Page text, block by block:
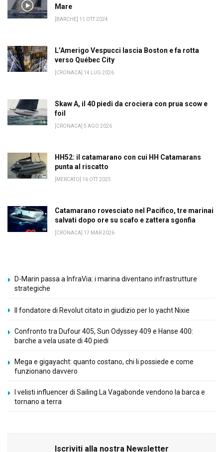
Mare
[BARCHE] 11 OTT 2024
L’Amerigo Vespucci lascia Boston e fa rotta
verso Québec City
[CRONACA] 14 LUG 2026
Skaw A, il 40 piedi da crociera con prua scow e
foil
[CRONACA] 5 AGO 2026
HH52: il catamarano con cui HH Catamarans
punta al riscatto
[MERCATO] 16 OTT 2025
Catamarano rovesciato nel Pacifico, tre marinai
salvati dopo ore su scafo e zattera sgonfia
[CRONACA] 17 MAR 2026
D-Marin passa a InfraVia: i marina diventano infrastrutture
strategiche
Il fondatore di Revolut citato in giudizio per lo yacht Nixie
Confronto tra Dufour 405, Sun Odyssey 409 e Hanse 400:
barche a vela usate di 40 piedi
Mega e gigayacht: quanto costano, chi li possiede e come
funzionano davvero
I velisti influencer di Sailing La Vagabonde vendono la barca e
tornano a terra
Iscriviti alla nostra Newsletter